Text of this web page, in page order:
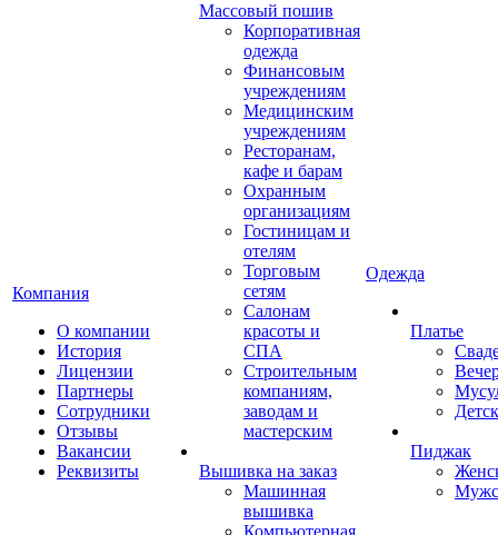
Компания
О компании
История
Лицензии
Партнеры
Сотрудники
Отзывы
Вакансии
Реквизиты
Массовый пошив
Корпоративная
одежда
Финансовым
учреждениям
Медицинским
учреждениям
Ресторанам,
кафе и барам
Охранным
организациям
Гостиницам и
отелям
Торговым
сетям
Салонам
красоты и
СПА
Строительным
компаниям,
заводам и
мастерским
Вышивка на заказ
Машинная
вышивка
Компьютерная
Одежда
Платье
Пиджак